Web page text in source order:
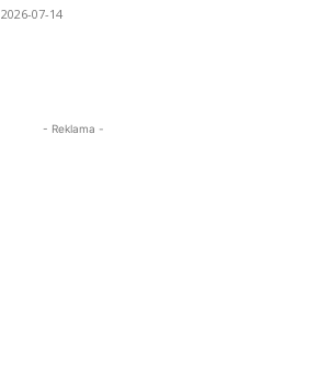
2026-07-14
- Reklama -